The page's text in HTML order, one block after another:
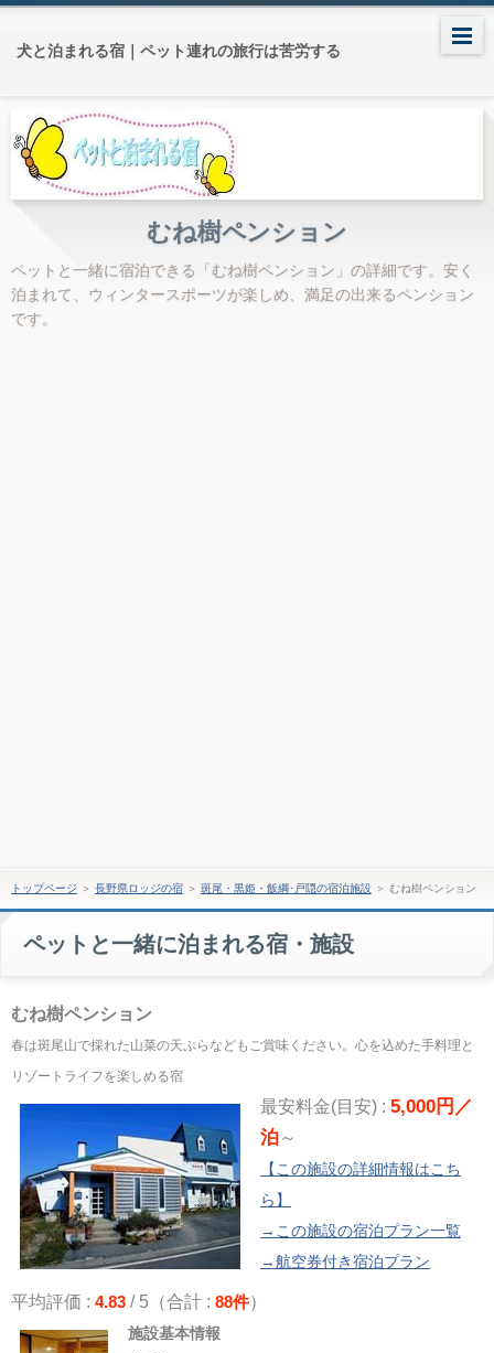
犬と泊まれる宿｜ペット連れの旅行は苦労する
むね樹ペンション
ペットと一緒に宿泊できる「むね樹ペンション」の詳細です。安く
泊まれて、ウィンタースポーツが楽しめ、満足の出来るペンション
です。
トップページ ＞ 長野県ロッジの宿＞ 斑尾・黒姫・飯綱･戸隠の宿泊施設＞ むね樹ペンション
ペットと一緒に泊まれる宿・施設
むね樹ペンション
春は斑尾山で採れた山菜の天ぷらなどもご賞味ください。心を込めた手料理と
リゾートライフを楽しめる宿
最安料金(目安) : 5,000円／
泊～
【この施設の詳細情報はこち
ら】
→この施設の宿泊プラン一覧
→航空券付き宿泊プラン
平均評価 : 4.83/ 5（合計 : 88件）
施設基本情報